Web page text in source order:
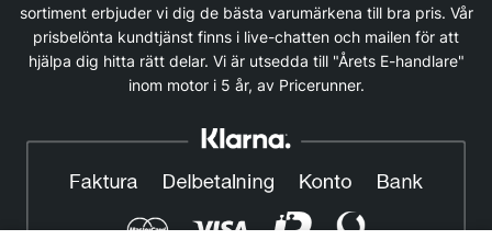
sortiment erbjuder vi dig de bästa varumärkena till bra pris. Vår
prisbelönta kundtjänst finns i live-chatten och mailen för att
hjälpa dig hitta rätt delar. Vi är utsedda till "Årets E-handlare"
inom motor i 5 år, av Pricerunner.